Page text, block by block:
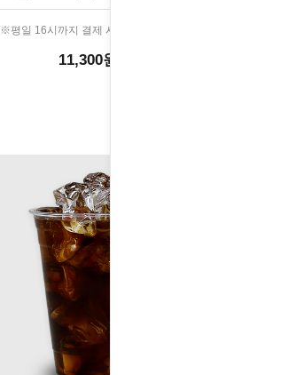
※평일 16시까지 결제 시 당일 출고※
11,300원